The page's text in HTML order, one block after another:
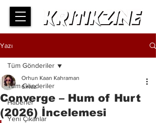
Yazı
Tüm Gönderiler
Haberler
Yeni Çıkanlar
Tüm Gönderiler
Converge – Hum of Hurt
(2026) İncelemesi
Orhun Kaan Kahraman
6 Haz